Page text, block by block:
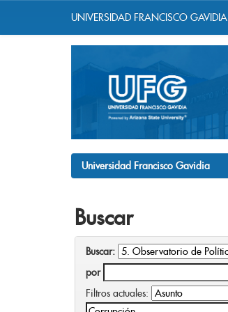
UNIVERSIDAD FRANCISCO GAVIDIA
Universidad Francisco Gavidia
Buscar
Buscar:
por
Filtros actuales: